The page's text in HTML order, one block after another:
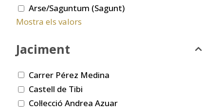
Arse/Saguntum (Sagunt)
Mostra els valors
Jaciment
Carrer Pérez Medina
Castell de Tibi
Col·lecció Andrea Azuar